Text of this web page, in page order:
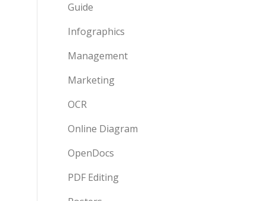
Guide
Infographics
Management
Marketing
OCR
Online Diagram
OpenDocs
PDF Editing